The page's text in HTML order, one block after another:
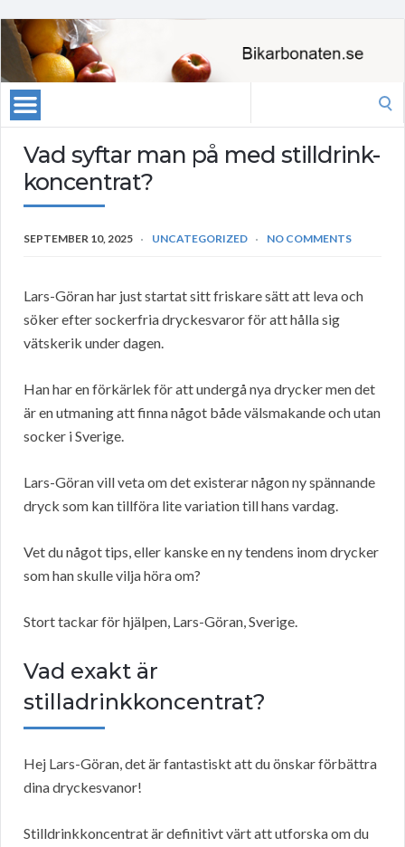
Vad syftar man på med stilldrink-
koncentrat?
SEPTEMBER 10, 2025 UNCATEGORIZED NO COMMENTS
Lars-Göran har just startat sitt friskare sätt att leva och
söker efter sockerfria dryckesvaror för att hålla sig
vätskerik under dagen.
Han har en förkärlek för att undergå nya drycker men det
är en utmaning att finna något både välsmakande och utan
socker i Sverige.
Lars-Göran vill veta om det existerar någon ny spännande
dryck som kan tillföra lite variation till hans vardag.
Vet du något tips, eller kanske en ny tendens inom drycker
som han skulle vilja höra om?
Stort tackar för hjälpen, Lars-Göran, Sverige.
Vad exakt är
stilladrinkkoncentrat?
Hej Lars-Göran, det är fantastiskt att du önskar förbättra
dina dryckesvanor!
Stilldrinkkoncentrat är definitivt värt att utforska om du